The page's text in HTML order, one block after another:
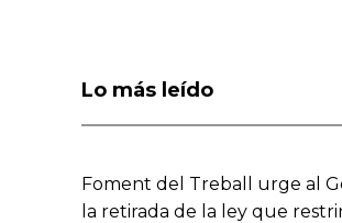
Lo más leído
Foment del Treball urge al
la retirada de la ley que